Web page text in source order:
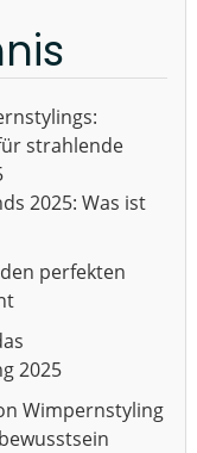
strahlende
2025: Was ist
perfekten
2025
Wimpernstyling